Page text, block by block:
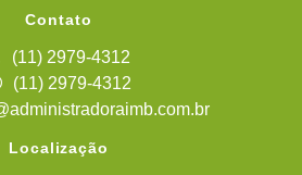
Contato
(11) 2979-4312
(11) 2979-4312
Localização